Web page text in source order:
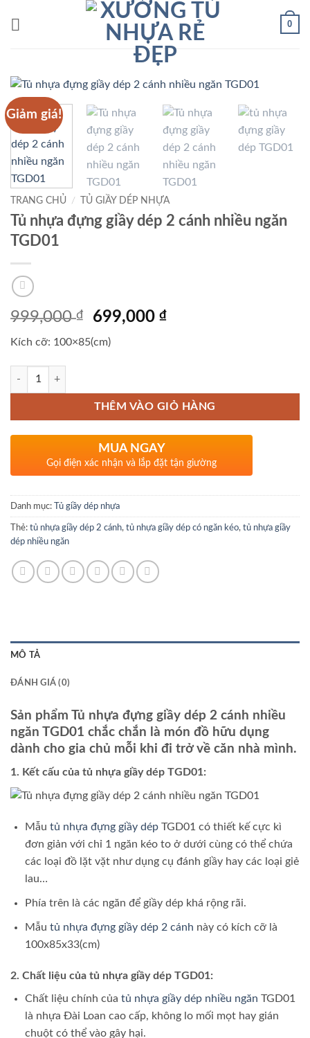
0
Giảm giá!
TRANG CHỦ / TỦ GIẦY DÉP NHỰA
Tủ nhựa đựng giầy dép 2 cánh nhiều ngăn
TGD01
999,000₫
Giá
gốc
là:
699,000₫Giá
Kích cỡ: 100×85(cm)
Số lượng
THÊM VÀO GIỎ HÀNG
MUA NGAY
Gọi điện xác nhận và lắp đặt tận giường
Danh mục: Tủ giầy dép nhựa
Thẻ: tủ nhựa giầy dép 2 cánh, tủ nhựa giầy dép có ngăn kéo, tủ nhựa giầy
dép nhiều ngăn
MÔ TẢ
ĐÁNH GIÁ (0)
Sản phẩm Tủ nhựa đựng giầy dép 2 cánh nhiều
ngăn TGD01 chắc chắn là món đồ hữu dụng
dành cho gia chủ mỗi khi đi trở về căn nhà mình.
1. Kết cấu của tủ nhựa giầy dép TGD01:
Mẫu tủ nhựa đựng giầy dépTGD01 có thiết kế cực kì
đơn giản với chỉ 1 ngăn kéo to ở dưới cùng có thể chứa
các loại đồ lặt vặt như dụng cụ đánh giầy hay các loại giẻ
lau…
Phía trên là các ngăn để giầy dép khá rộng rãi.
Mẫu tủ nhựa đựng giầy dép 2 cánh này có kích cỡ là
100x85x33(cm)
2. Chất liệu của tủ nhựa giầy dép TGD01:
Chất liệu chính của tủ nhựa giầy dép nhiều ngăn TGD01
là nhựa Đài Loan cao cấp, không lo mối mọt hay gián
chuột có thể vào gây hại.